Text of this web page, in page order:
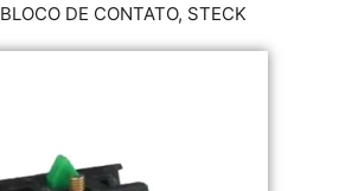
BLOCO DE CONTATO, STECK